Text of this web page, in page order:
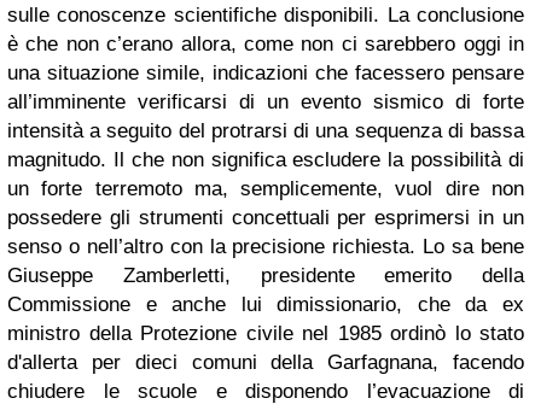
sulle conoscenze scientifiche disponibili. La conclusione
è che non c’erano allora, come non ci sarebbero oggi in
una situazione simile, indicazioni che facessero pensare
all’imminente verificarsi di un evento sismico di forte
intensità a seguito del protrarsi di una sequenza di bassa
magnitudo. Il che non significa escludere la possibilità di
un forte terremoto ma, semplicemente, vuol dire non
possedere gli strumenti concettuali per esprimersi in un
senso o nell’altro con la precisione richiesta. Lo sa bene
Giuseppe Zamberletti, presidente emerito della
Commissione e anche lui dimissionario, che da ex
ministro della Protezione civile nel 1985 ordinò lo stato
d'allerta per dieci comuni della Garfagnana, facendo
chiudere le scuole e disponendo l’evacuazione di